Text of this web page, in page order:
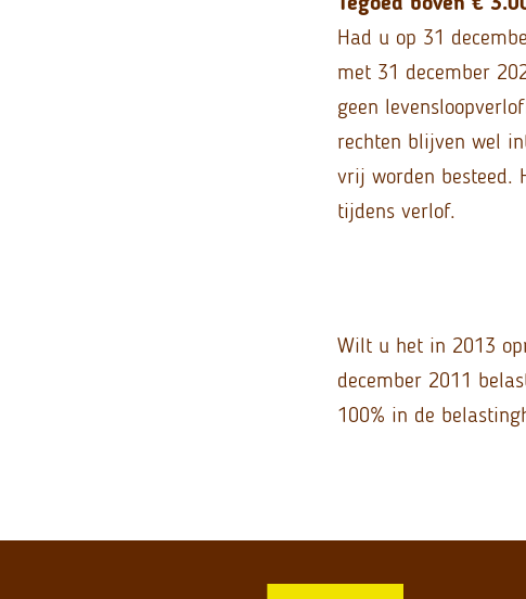
Had u op 31
met 31 december
geen
rechten blijven wel
vrij worden besteed.
tijdens verlof.
Wilt u het in 2013
december 2011
100% in de